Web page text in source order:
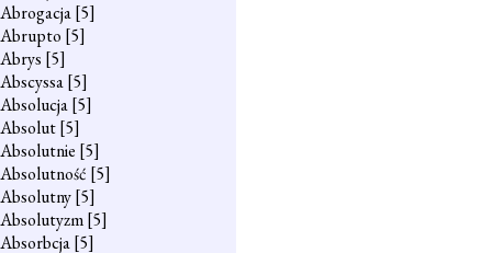
Abrogacja[5]
Abrupto [5]
Abrys [5]
Abscyssa[5]
Absolucja[5]
Absolut[5]
Absolutnie [5]
Absolutność [5]
Absolutny[5]
Absolutyzm[5]
Absorbcja[5]